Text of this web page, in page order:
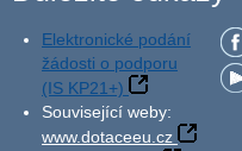
Elektronické podání
žádosti o podporu
(IS KP21+)
Související weby:
www.dotaceeu.cz